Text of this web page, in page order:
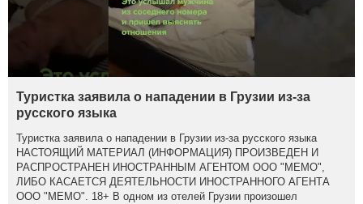
Туристка заявила о нападении в Грузии из-за
русского языка
Туристка заявила о нападении в Грузии из-за русского языка
НАСТОЯЩИЙ МАТЕРИАЛ (ИНФОРМАЦИЯ) ПРОИЗВЕДЕН И
РАСПРОСТРАНЕН ИНОСТРАННЫМ АГЕНТОМ ООО "МЕМО",
ЛИБО КАСАЕТСЯ ДЕЯТЕЛЬНОСТИ ИНОСТРАННОГО АГЕНТА
ООО "МЕМО". 18+ В одном из отелей Грузии произошел